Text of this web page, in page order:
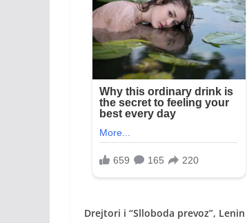
Drejtori i “Slloboda prevoz”,